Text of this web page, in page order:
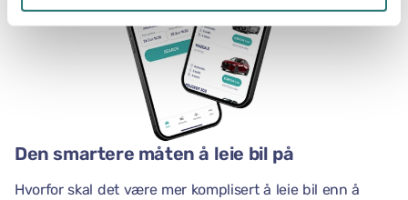
Den smartere måten å leie bil på
Hvorfor skal det være mer komplisert å leie bil enn å